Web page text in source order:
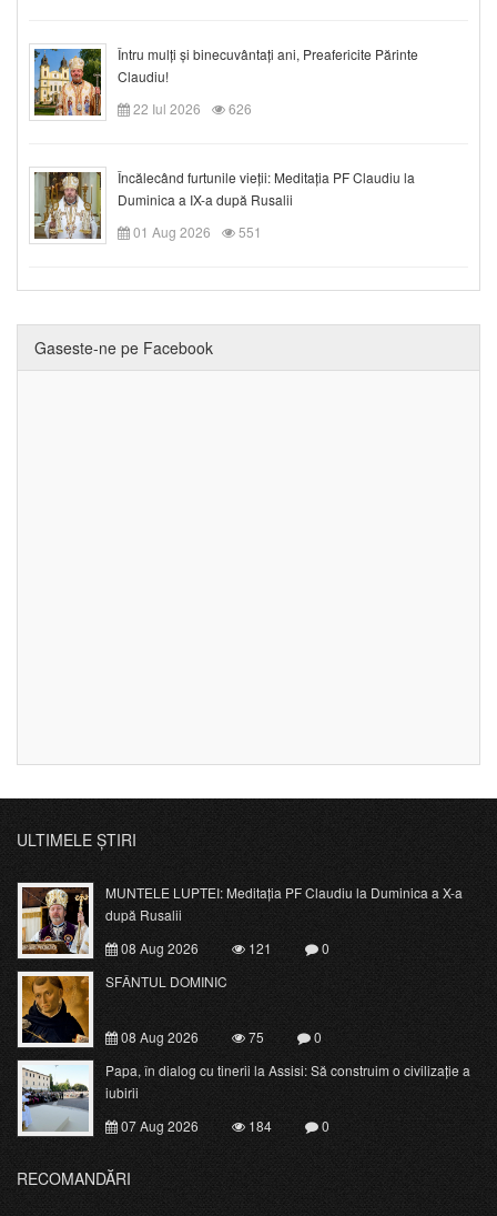
Întru mulți și binecuvântați ani, Preafericite Părinte
Claudiu!
22 Iul 2026
626
Încălecând furtunile vieții: Meditația PF Claudiu la
Duminica a IX-a după Rusalii
01 Aug 2026
551
Gaseste-ne pe Facebook
ULTIMELE ȘTIRI
MUNTELE LUPTEI: Meditația PF Claudiu la Duminica a X-a
după Rusalii
08 Aug 2026
121
0
SFÂNTUL DOMINIC
08 Aug 2026 75
0
Papa, în dialog cu tinerii la Assisi: Să construim o civilizație a
iubirii
07 Aug 2026
184 0
RECOMANDĂRI